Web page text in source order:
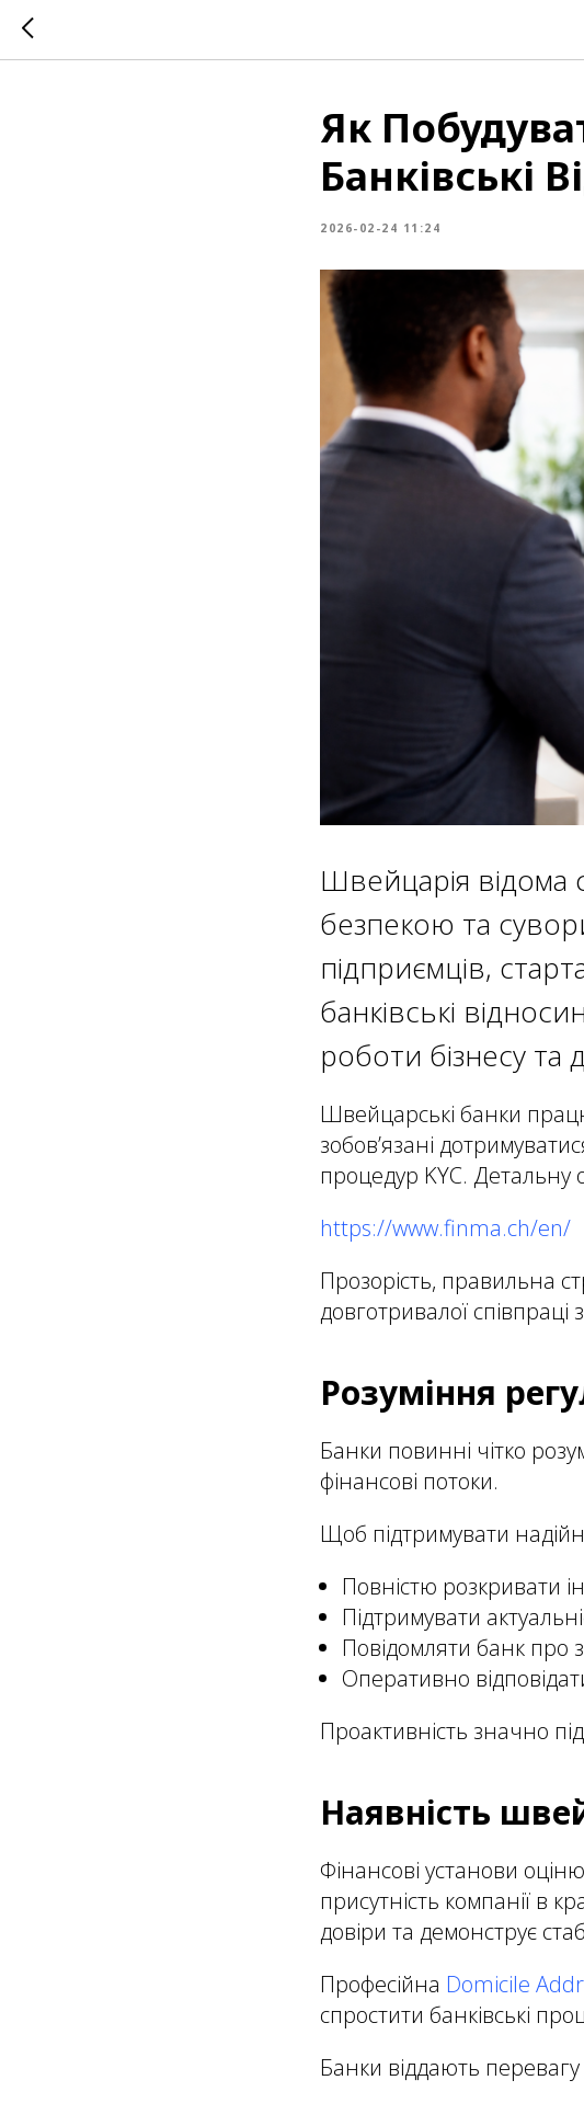
Як
Банківські
2026-02-24 11:24
Швейцарія відома
безпекою та
підприємців,
банківські
роботи бізнесу та
Швейцарські банки
зобов’язані
процедур KYC. Детальну
https://www.finma.ch/en/
Прозорість, правильна
довготривалої співпраці
Розуміння
Банки повинні чітко
фінансові потоки.
Щоб підтримувати
Повністю розкривати
Підтримувати
Повідомляти банк про
Оперативно
Проактивність значно
Наявність
Фінансові установи
присутність компанії в
довіри та демонструє
Професійна Domicile
спростити банківські
Банки віддають перевагу